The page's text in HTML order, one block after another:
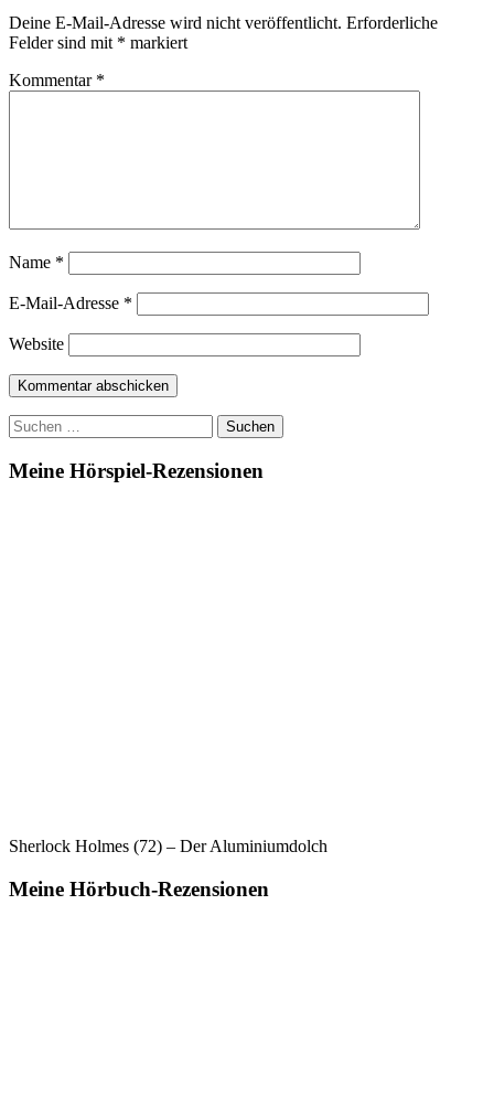
Deine E-Mail-Adresse wird nicht veröffentlicht. Erforderliche
Felder sind mit * markiert
Kommentar *
Name *
E-Mail-Adresse *
Website
Suchen
nach:
Meine Hörspiel-Rezensionen
Sherlock Holmes (72) – Der Aluminiumdolch
Meine Hörbuch-Rezensionen